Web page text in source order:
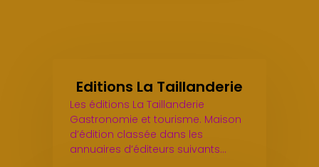
Editions La Taillanderie
Les éditions La Taillanderie
Gastronomie et tourisme. Maison
d’édition classée dans les
annuaires d’éditeurs suivants…